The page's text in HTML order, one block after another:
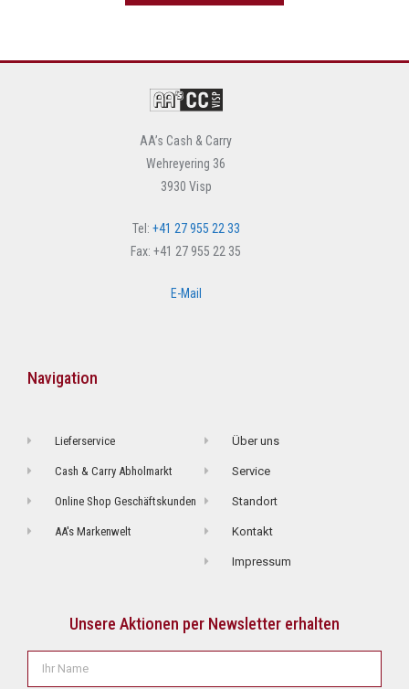
AA’s Cash & Carry
Wehreyering 36
3930 Visp
Tel: +41 27 955 22 33
Fax: +41 27 955 22 35
E-Mail
Navigation
Lieferservice
Cash & Carry Abholmarkt
Online Shop Geschäftskunden
AA's Markenwelt
Über uns
Service
Standort
Kontakt
Impressum
Unsere Aktionen per Newsletter erhalten